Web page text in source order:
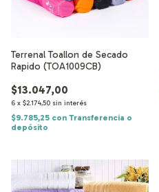
Terrenal Toallon de Secado
Rapido (TOA1009CB)
$13.047,00
6 x $2.174,50 sin interés
$9.785,25 con Transferencia o
depósito